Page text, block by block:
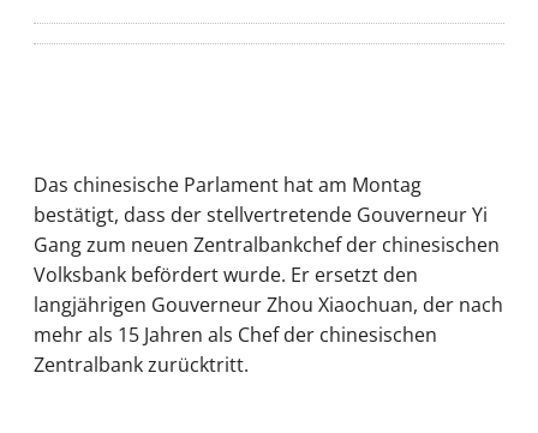
Das chinesische Parlament hat am Montag
bestätigt, dass der stellvertretende Gouverneur Yi
Gang zum neuen Zentralbankchef der chinesischen
Volksbank befördert wurde. Er ersetzt den
langjährigen Gouverneur Zhou Xiaochuan, der nach
mehr als 15 Jahren als Chef der chinesischen
Zentralbank zurücktritt.